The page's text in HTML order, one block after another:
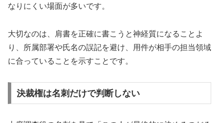
なりにくい場面が多いです。
大切なのは、肩書を正確に書こうと神経質になることよ
り、所属部署や氏名の誤記を避け、用件が相手の担当領域
に合っていることを示すことです。
決裁権は名刺だけで判断しない